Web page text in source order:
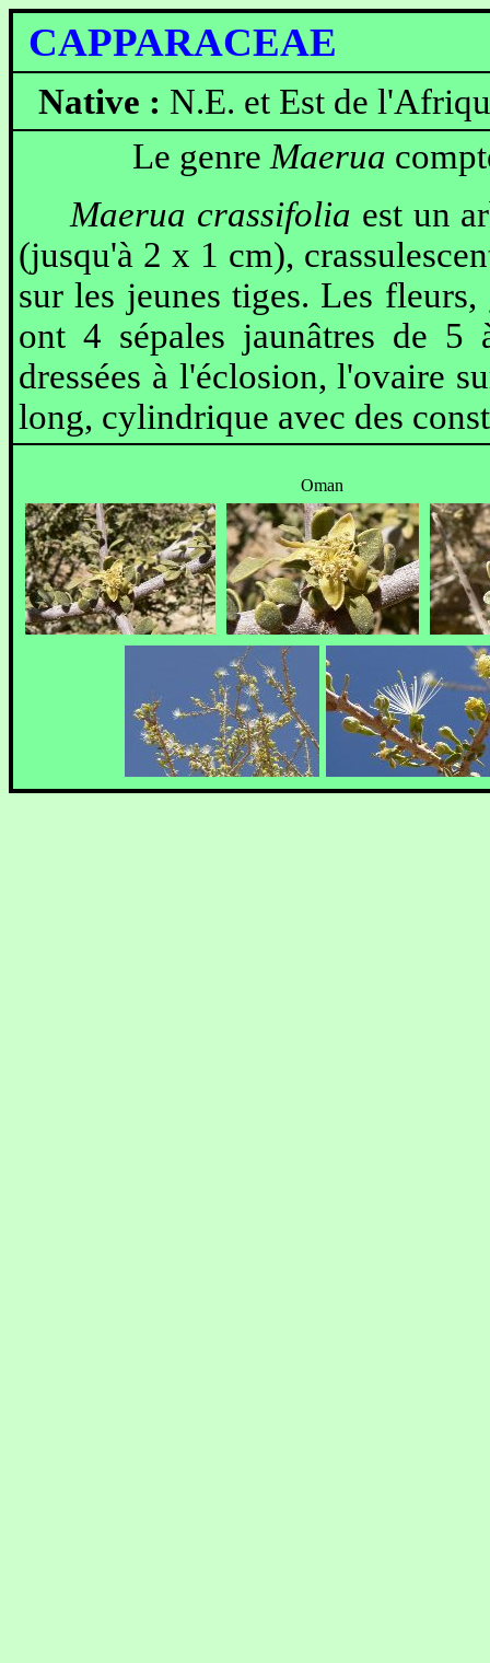
CAPPARACEAE
Native : N.E. et Est de
Le genre Maerua
Maerua crassifolia est un
(jusqu'à 2 x 1 cm),
sur les jeunes tiges. Les
ont 4 sépales jaunâtres de 5
dressées à l'éclosion, l'ovaire
long, cylindrique avec des
Oman